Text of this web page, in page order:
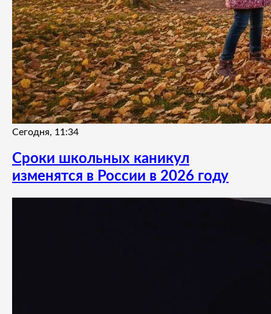
Сегодня, 11:34
Сроки школьных каникул
изменятся в России в 2026 году